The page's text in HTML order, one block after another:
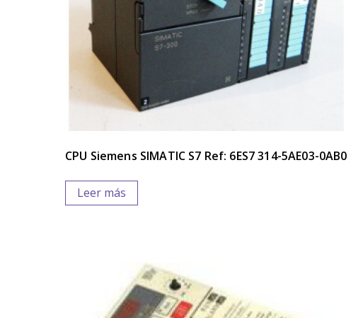
CPU Siemens SIMATIC S7 Ref: 6ES7 314-5AE03-0AB0
Leer más